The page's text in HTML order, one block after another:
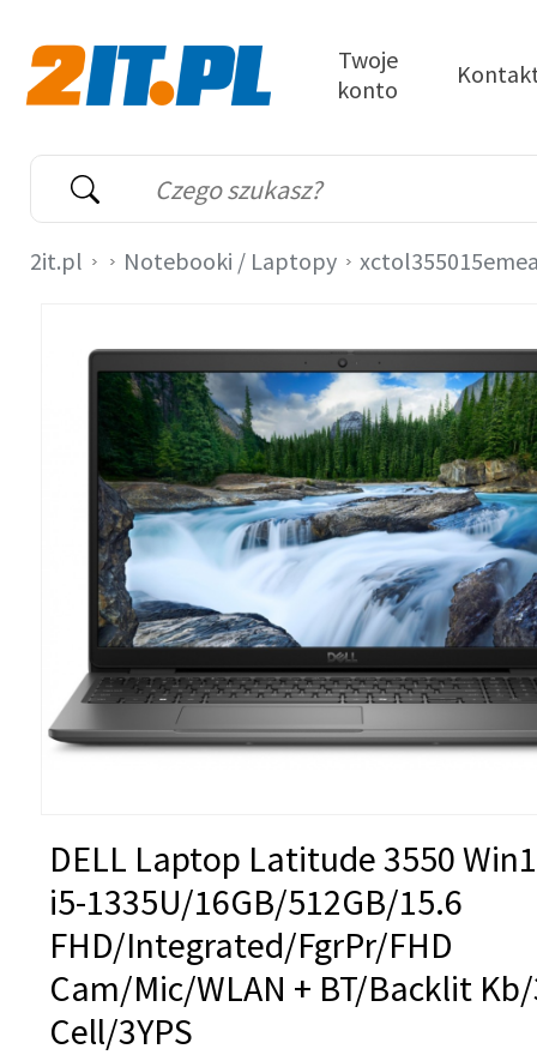
Wyszukiwarka
Słowo kluczowe
Twoje
konto
2it.pl Notebooki / Laptopy
DELL Laptop Latitude 3550
i5-1335U/16GB/512GB/15.6
FHD/Integrated/FgrPr/FHD
Cam/Mic/WLAN + BT/Backlit
Cell/3YPS